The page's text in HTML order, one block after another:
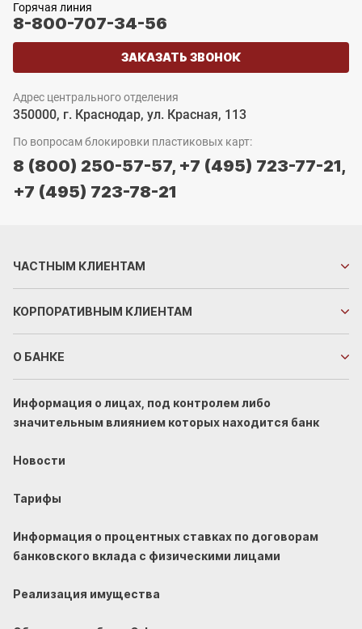
Горячая линия
8-800-707-34-56
ЗАКАЗАТЬ ЗВОНОК
Адрес центрального отделения
350000, г. Краснодар, ул. Красная, 113
По вопросам блокировки пластиковых карт:
8 (800) 250-57-57, +7 (495) 723-77-21,
+7 (495) 723-78-21
ЧАСТНЫМ КЛИЕНТАМ
КОРПОРАТИВНЫМ КЛИЕНТАМ
О БАНКЕ
Информация о лицах, под контролем либо
значительным влиянием которых находится банк
Новости
Тарифы
Информация о процентных ставках по договорам
банковского вклада с физическими лицами
Реализация имущества